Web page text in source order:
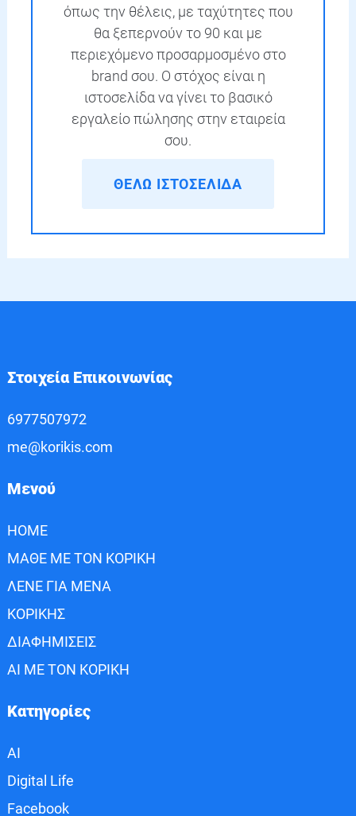
όπως την θέλεις, με ταχύτητες που
θα ξεπερνούν το 90 και με
περιεχόμενο προσαρμοσμένο στο
brand σου. Ο στόχος είναι η
ιστοσελίδα να γίνει το βασικό
εργαλείο πώλησης στην εταιρεία
σου.
ΘΕΛΩ ΙΣΤΟΣΕΛΙΔΑ
Στοιχεία Επικοινωνίας
6977507972
me@korikis.com
Μενού
HOME
ΜΑΘΕ ΜΕ ΤΟΝ ΚΟΡΙΚΗ
ΛΕΝΕ ΓΙΑ ΜΕΝΑ
ΚΟΡΙΚΗΣ
ΔΙΑΦΗΜΙΣΕΙΣ
AI ΜΕ ΤΟΝ ΚΟΡΙΚΗ
Κατηγορίες
AI
Digital Life
Facebook